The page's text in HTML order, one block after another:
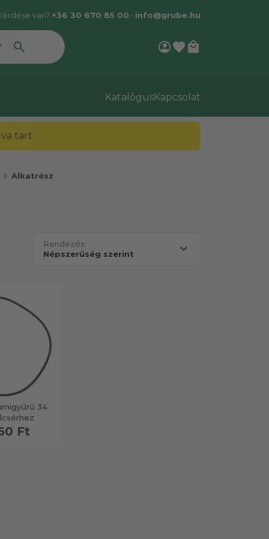
van? +36 30 670 85 00 • info@grube.hu
account_circlefavorite local_mall
KatalógusKapcsolat
tart.
Alkatrész
Rendezés:
34
Ft